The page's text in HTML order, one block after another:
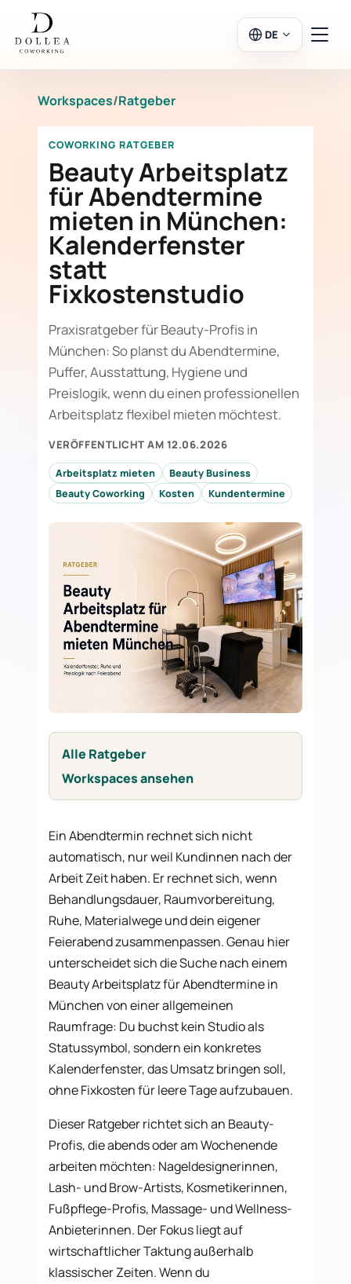
DE
Login
Zum Salon
Workspaces
Kalender
Workspaces/Ratgeber
COWORKING RATGEBER
Beauty Arbeitsplatz
für Abendtermine
mieten in München:
Kalenderfenster
statt
Fixkostenstudio
Praxisratgeber für Beauty-Profis in
München: So planst du Abendtermine,
Puffer, Ausstattung, Hygiene und
Preislogik, wenn du einen professionellen
Arbeitsplatz flexibel mieten möchtest.
VERÖFFENTLICHT AM 12.06.2026
Arbeitsplatz mieten
Beauty Business
Beauty Coworking
Kosten Kundentermine
Alle Ratgeber
Workspaces ansehen
Ein Abendtermin rechnet sich nicht
automatisch, nur weil Kundinnen nach der
Arbeit Zeit haben. Er rechnet sich, wenn
Behandlungsdauer, Raumvorbereitung,
Ruhe, Materialwege und dein eigener
Feierabend zusammenpassen. Genau hier
unterscheidet sich die Suche nach einem
Beauty Arbeitsplatz für Abendtermine in
München von einer allgemeinen
Raumfrage: Du buchst kein Studio als
Statussymbol, sondern ein konkretes
Kalenderfenster, das Umsatz bringen soll,
ohne Fixkosten für leere Tage aufzubauen.
Dieser Ratgeber richtet sich an Beauty-
Profis, die abends oder am Wochenende
arbeiten möchten: Nageldesignerinnen,
Lash- und Brow-Artists, Kosmetikerinnen,
Fußpflege-Profis, Massage- und Wellness-
Anbieterinnen. Der Fokus liegt auf
wirtschaftlicher Taktung außerhalb
klassischer Zeiten. Wenn du